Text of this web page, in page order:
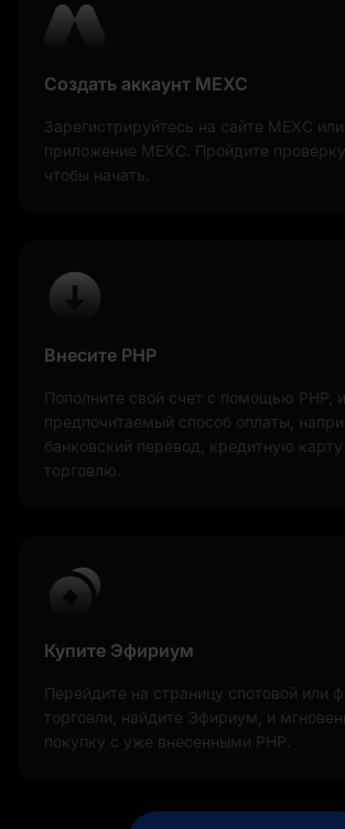
Создать аккаунт MEXC
Зарегистрируйтесь на сайте MEXC или
приложение MEXC. Пройдите
чтобы начать.
Внесите PHP
Пополните свой счет с помощью PHP,
предпочитаемый способ оплаты,
банковский перевод, кредитную карту
торговлю.
Купите Эфириум
Перейдите на страницу спотовой или
торговли, найдите Эфириум, и
покупку с уже внесенными PHP.